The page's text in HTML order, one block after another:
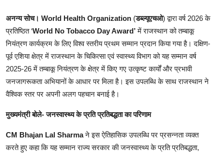
अनन्य सोच। World Health Organization (डब्ल्यूएचओ) द्वारा वर्ष 2026 के
प्रतिष्ठित ‘World No Tobacco Day Award’में राजस्थान को तम्बाकू
नियंत्रण कार्यक्रम के लिए विश्व स्तरीय प्रथम सम्मान प्रदान किया गया है। दक्षिण-
पूर्व एशिया क्षेत्र में राजस्थान के चिकित्सा एवं स्वास्थ्य विभाग को यह सम्मान वर्ष
2025-26 में तम्बाकू नियंत्रण के क्षेत्र में किए गए उत्कृष्ट कार्यों और प्रभावी
जनजागरूकता अभियानों के आधार पर मिला है। इस उपलब्धि के साथ राजस्थान ने
वैश्विक स्तर पर अपनी अलग पहचान बनाई है।
मुख्यमंत्री बोले- जनस्वास्थ्य के प्रति प्रतिबद्धता का परिणाम
CM Bhajan Lal Sharmaने इस ऐतिहासिक उपलब्धि पर प्रसन्नता व्यक्त
करते हुए कहा कि यह सम्मान राज्य सरकार की जनस्वास्थ्य के प्रति प्रतिबद्धता,